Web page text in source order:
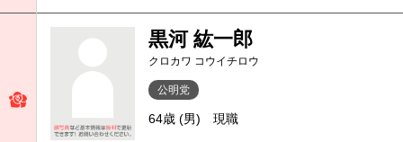
黒河 紘一郎
クロカワ コウイチロウ
公明党
64歳 (男) 現職